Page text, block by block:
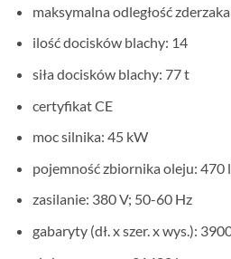
maksymalna odległość
ilość docisków blachy: 14
siła docisków blachy: 77 t
certyfikat CE
moc silnika: 45 kW
pojemność zbiornika oleju: 470 l
zasilanie: 380 V; 50-60 Hz
gabaryty (dł. x szer. x wys.):